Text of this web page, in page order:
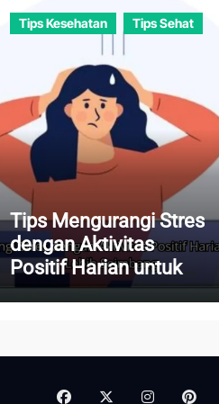
Tips Kesehatan Tips Sehat
Tips Mengurangi Stres
dengan Aktivitas
Positif Harian untuk
Hidup Lebih